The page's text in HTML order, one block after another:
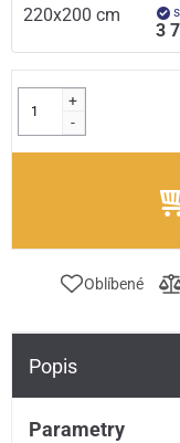
220x200 cm
3
+
-
Oblíbené
Popis
Parametry